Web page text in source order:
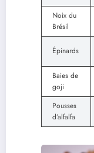
Noix du
Brésil
Épinards
Baies de
goji
Pousses
d’alfalfa